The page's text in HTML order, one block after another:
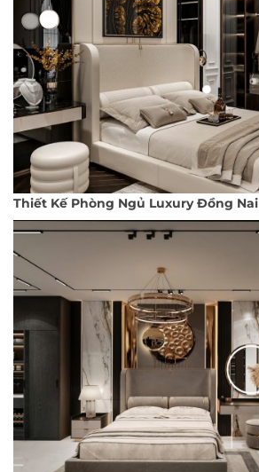
Thiết Kế Phòng Ngủ Luxury Đồng Nai